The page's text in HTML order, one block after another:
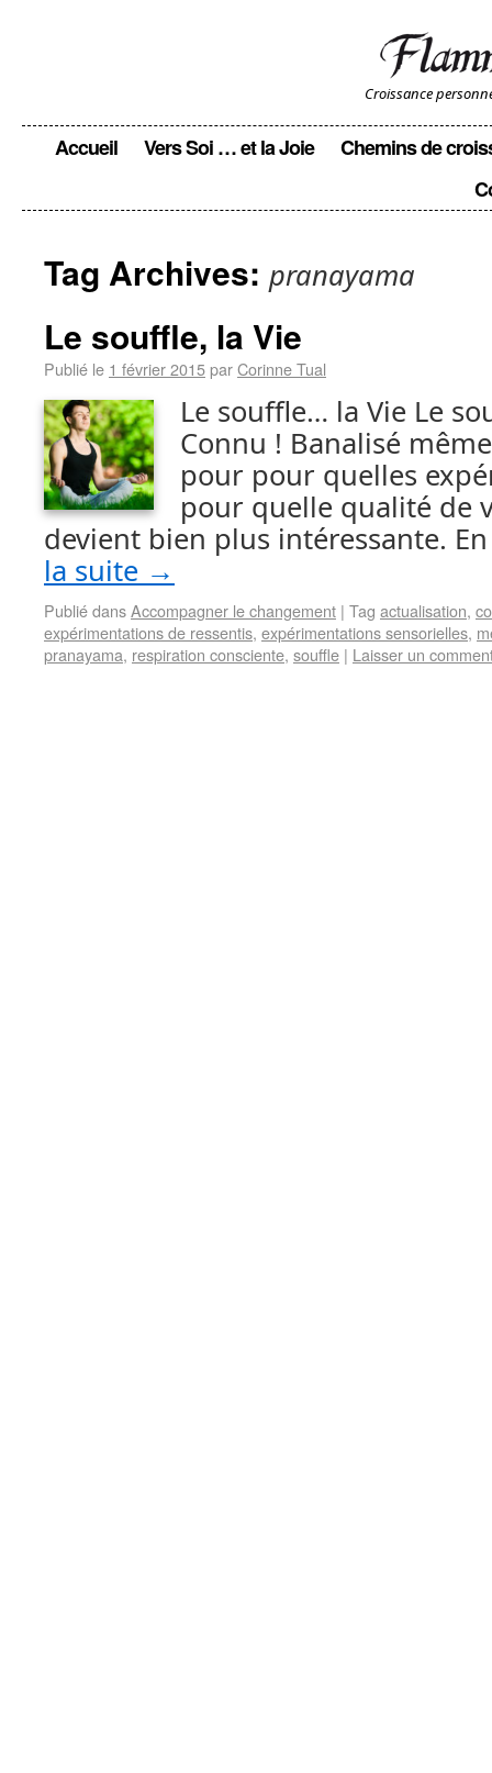
Croissance
Accueil Vers Soi … et la Joie
Chemins de
Tag Archives: pranayama
Le souffle, la Vie
Publié le 1 février 2015parCorinne Tual
Le souffle… la Vie Le
Connu ! Banalisé
pour pour quelles
pour quelle qualité de
devient bien plus intéressante.
la suite →
Publié dansAccompagner le changement | Tag actualisation,
expérimentations de ressentis, expérimentations sensorielles,
pranayama, respiration consciente, souffle | Laisser un